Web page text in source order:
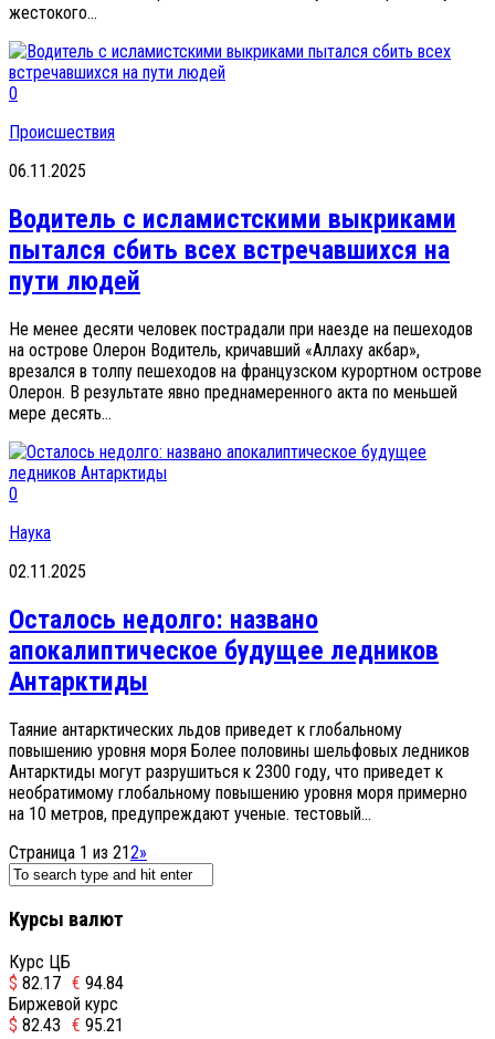
жестокого...
0
Происшествия
06.11.2025
Водитель с исламистскими выкриками
пытался сбить всех встречавшихся на
пути людей
Не менее десяти человек пострадали при наезде на пешеходов
на острове Олерон Водитель, кричавший «Аллаху акбар»,
врезался в толпу пешеходов на французском курортном острове
Олерон. В результате явно преднамеренного акта по меньшей
мере десять...
0
Наука
02.11.2025
Осталось недолго: названо
апокалиптическое будущее ледников
Антарктиды
Таяние антарктических льдов приведет к глобальному
повышению уровня моря Более половины шельфовых ледников
Антарктиды могут разрушиться к 2300 году, что приведет к
необратимому глобальному повышению уровня моря примерно
на 10 метров, предупреждают ученые. тестовый...
Страница 1 из 212»
Курсы валют
Курс ЦБ
$ 82.17 € 94.84
Биржевой курс
$ 82.43 € 95.21